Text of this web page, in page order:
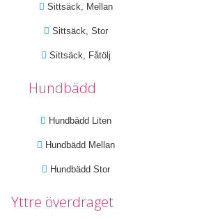
Sittsäck, Mellan
Sittsäck, Stor
Sittsäck, Fåtölj
Hundbädd
Hundbädd Liten
Hundbädd Mellan
Hundbädd Stor
Yttre överdraget